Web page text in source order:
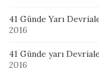
41 Günde Yarı
2016
41 Günde yarı
2016